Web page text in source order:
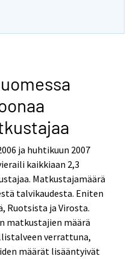
ja huhtikuun 2007
kaikkiaan 2,3
Matkustajamäärä
talvikaudesta. Eniten
Ruotsista ja Virosta.
matkustajien määrä
verrattuna,
määrät lisääntyivät